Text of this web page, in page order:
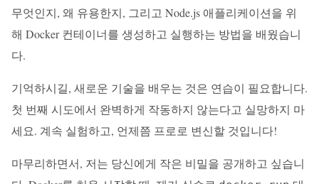
무엇인지, 왜 유용한지, 그리고 Node.js 애플리케이션을 위
해 Docker 컨테이너를 생성하고 실행하는 방법을 배웠습니
다.
기억하시길, 새로운 기술을 배우는 것은 연습이 필요합니다.
첫 번째 시도에서 완벽하게 작동하지 않는다고 실망하지 마
세요. 계속 실험하고, 언제쯤 프로로 변신할 것입니다!
마무리하면서, 저는 당신에게 작은 비밀을 공개하고 싶습니